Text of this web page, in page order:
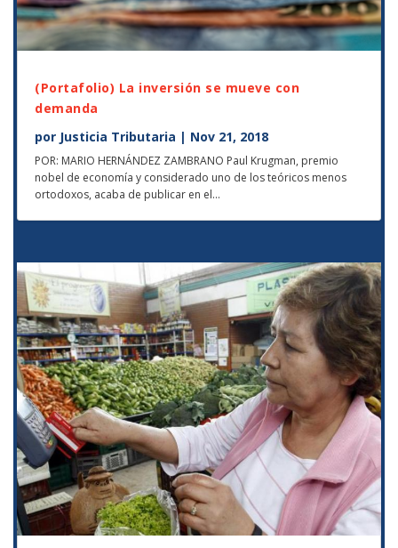
(Portafolio) La inversión se mueve con
demanda
por Justicia Tributaria | Nov 21, 2018
POR: MARIO HERNÁNDEZ ZAMBRANO Paul Krugman, premio
nobel de economía y considerado uno de los teóricos menos
ortodoxos, acaba de publicar en el...